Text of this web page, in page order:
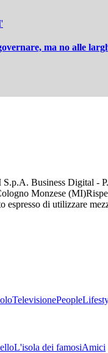
ma no alle
S.p.A. Business Digital -
Monzese (MI)
di utilizzare
TelevisionePeople
L'isola dei famosiAmici